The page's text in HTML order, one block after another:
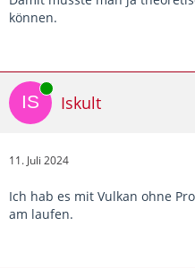
können.
Online
Iskult
11. Juli 2024
Ich hab es mit Vulkan ohne
am laufen.